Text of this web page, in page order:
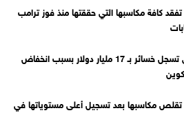
تفقد كافة مكاسبها التي حققتها منذ فوز ترامب
استراتيجي تسجل خسائر بـ 17 مليار دولار بسبب انخفاض
تقلص مكاسبها بعد تسجيل أعلى مستوياتها في